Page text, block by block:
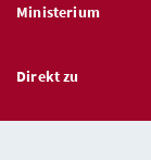
Ministerium
Direkt zu